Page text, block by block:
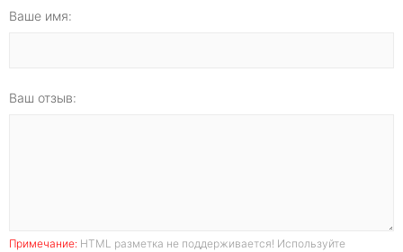
Ваше имя:
Ваш отзыв:
Примечание: HTML разметка не поддерживается! Используйте